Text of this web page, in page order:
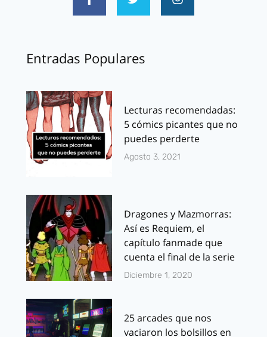
Entradas Populares
Lecturas recomendadas:
5 cómics picantes que no
puedes perderte
Agosto 3, 2021
Dragones y Mazmorras:
Así es Requiem, el
capítulo fanmade que
cuenta el final de la serie
Diciembre 1, 2020
25 arcades que nos
vaciaron los bolsillos en